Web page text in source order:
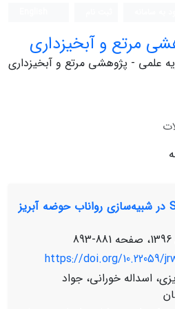
مرتع و آبخیزداری
علمی - پژوهشی مرتع و آبخیزداری
ارزیابی کارآیی مدل SWAT در شبیه‌سازی رواناب حوضه آبریز
881-893
https://doi.org/10.22059/
اسداله خورانی، جواد